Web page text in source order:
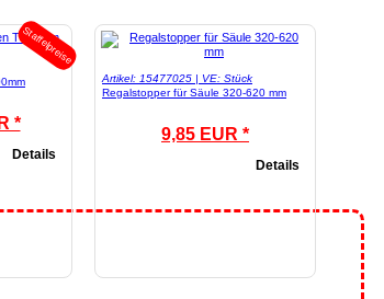
Staffelpreise
*
Details
Artikel: 15477025 | VE: Stück
Regalstopper für Säule 320-620 mm
9,85 EUR *
Details